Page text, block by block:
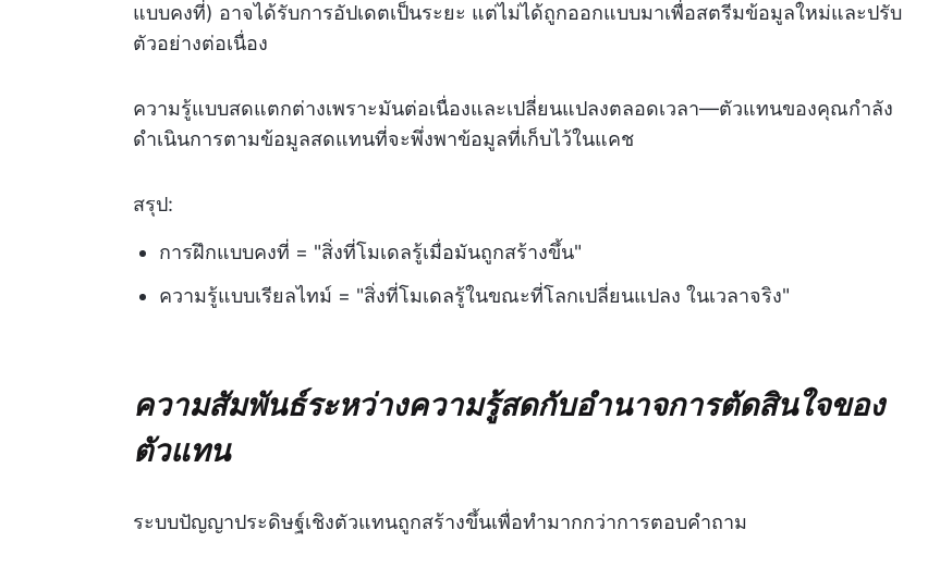
แบบคงที่) อาจได้รับการอัปเดตเป็นระยะ แต่ไม่ได้ถูกออกแบบมาเพื่อสตรีมข้อมูลใหม่และปรับ
ตัวอย่างต่อเนื่อง
ความรู้แบบสดแตกต่างเพราะมันต่อเนื่องและเปลี่ยนแปลงตลอดเวลา—ตัวแทนของคุณกำลัง
ดำเนินการตามข้อมูลสดแทนที่จะพึ่งพาข้อมูลที่เก็บไว้ในแคช
สรุป:
การฝึกแบบคงที่ = "สิ่งที่โมเดลรู้เมื่อมันถูกสร้างขึ้น"
ความรู้แบบเรียลไทม์ = "สิ่งที่โมเดลรู้ในขณะที่โลกเปลี่ยนแปลง ในเวลาจริง"
ความสัมพันธ์ระหว่างความรู้สดกับอำนาจการตัดสินใจของ
ตัวแทน
ระบบปัญญาประดิษฐ์เชิงตัวแทนถูกสร้างขึ้นเพื่อทำมากกว่าการตอบคำถาม